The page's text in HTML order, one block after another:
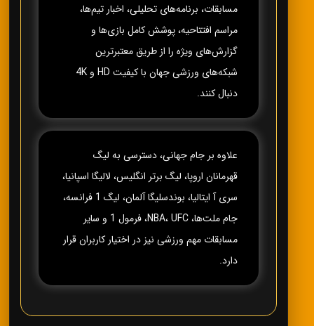
مسابقات، برنامه‌های تحلیلی، اخبار تیم‌ها،
مراسم افتتاحیه، پوشش کامل بازی‌ها و
گزارش‌های ویژه را از طریق معتبرترین
شبکه‌های ورزشی جهان با کیفیت HD و 4K
دنبال کنند.
علاوه بر جام جهانی، دسترسی به لیگ
قهرمانان اروپا، لیگ برتر انگلیس، لالیگا اسپانیا،
سری آ ایتالیا، بوندسلیگا آلمان، لیگ 1 فرانسه،
جام ملت‌ها، NBA، UFC، فرمول 1 و سایر
مسابقات مهم ورزشی نیز در اختیار کاربران قرار
دارد.